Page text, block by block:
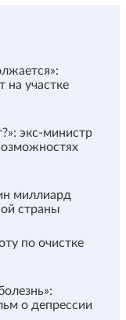
на участке
экс-министр
миллиард
страны
по очистке
о депрессии